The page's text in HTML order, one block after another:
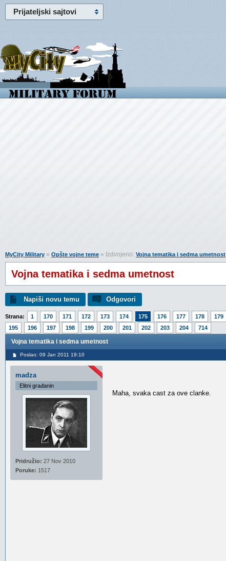
Prijateljski sajtovi
MyCity Military » Opšte vojne teme » Izdvojeno: Vojna tematika i sedma umetnost
Vojna tematika i sedma umetnost
Napiši novu temu Odgovori
Strana: 1 170 171 172 173 174 175 176 177 178 179
195
196 197 198 199 200 201 202 203 204 714
Vojna tematika i sedma umetnost
Poslao: 09 Jan 2011 19:10
madza
Elitni građanin
Pridružio: 27 Nov 2010
Poruke: 1517
Maha, svaka cast za ove clanke.